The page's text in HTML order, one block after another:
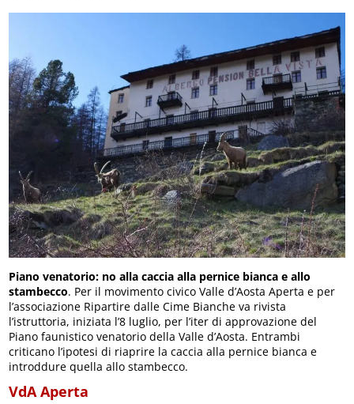
Piano venatorio: no alla caccia alla pernice bianca e allo
stambecco. Per il movimento civico Valle d’Aosta Aperta e per
l’associazione Ripartire dalle Cime Bianche va rivista
l’istruttoria, iniziata l’8 luglio, per l’iter di approvazione del
Piano faunistico venatorio della Valle d’Aosta. Entrambi
criticano l’ipotesi di riaprire la caccia alla pernice bianca e
introddure quella allo stambecco.
VdA Aperta